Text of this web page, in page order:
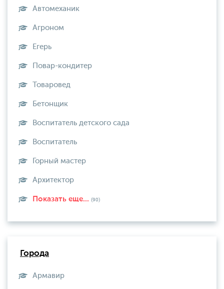
Автомеханик
Агроном
Егерь
Повар-кондитер
Товаровед
Бетонщик
Воспитатель детского сада
Воспитатель
Горный мастер
Архитектор
Показать еще... (90)
Города
Армавир